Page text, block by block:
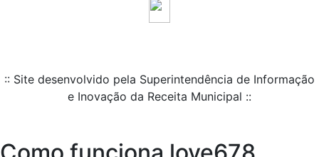
:: Site desenvolvido pela Superintendência de Informação
e Inovação da Receita Municipal ::